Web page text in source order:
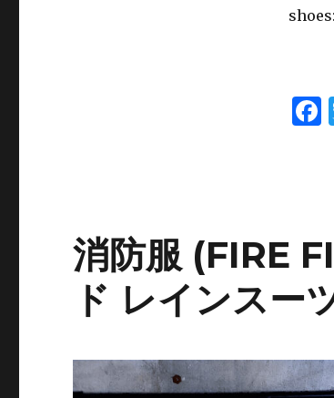
k
コ
ー
ト:005.
hyakumasa.com
消防服 (FIRE
ド レインス